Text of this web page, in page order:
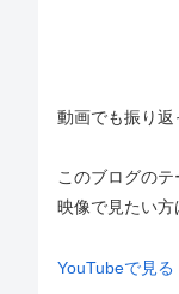
動画でも振り返
このブログのテ
映像で見たい方
YouTubeで見